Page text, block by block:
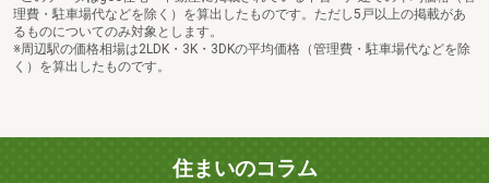
理費・駐車場代などを除く）を算出したものです。ただし5戸以上の掲載があ
るものについてのみ対象とします。
※周辺駅の価格相場は2LDK・3K・3DKの平均価格（管理費・駐車場代などを除
く）を算出したものです。
住まいのコラム